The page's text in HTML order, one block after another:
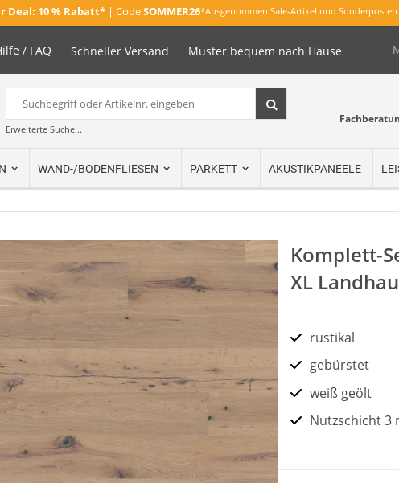
Deal: 10 % Rabatt*| CodeSOMMER26*Ausgenommen Sale-Artikel und Sonderposten.
/ FAQ Schneller Versand Muster bequem nach Hause
Suche
Suche
Erweiterte Suche...
WAND-/BODENFLIESEN PARKETT AKUSTIKPANEELE
Komplett-
XL
rustikal
gebürstet
weiß geölt
Nutzschicht 3